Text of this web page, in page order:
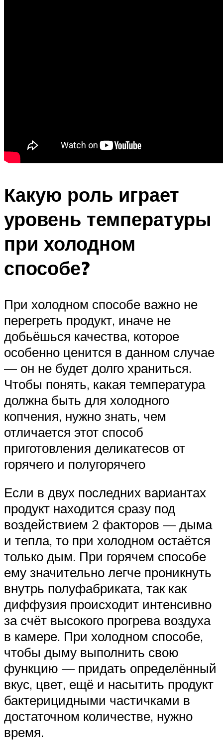
Какую роль играет
уровень температуры
при холодном
способе?
При холодном способе важно не
перегреть продукт, иначе не
добьёшься качества, которое
особенно ценится в данном случае
— он не будет долго храниться.
Чтобы понять, какая температура
должна быть для холодного
копчения, нужно знать, чем
отличается этот способ
приготовления деликатесов от
горячего и полугорячего
Если в двух последних вариантах
продукт находится сразу под
воздействием 2 факторов — дыма
и тепла, то при холодном остаётся
только дым. При горячем способе
ему значительно легче проникнуть
внутрь полуфабриката, так как
диффузия происходит интенсивно
за счёт высокого прогрева воздуха
в камере. При холодном способе,
чтобы дыму выполнить свою
функцию — придать определённый
вкус, цвет, ещё и насытить продукт
бактерицидными частичками в
достаточном количестве, нужно
время.